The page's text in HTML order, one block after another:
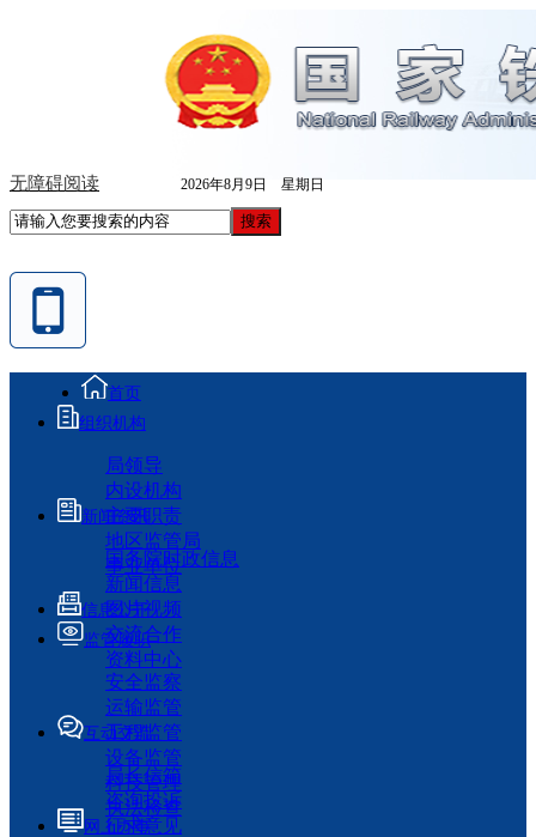
无障碍阅读 2026年8月9日 星期日
首页
组织机构
局领导
内设机构
主要职责
地区监管局
事业单位
新闻资讯
国务院时政信息
新闻信息
图片视频
交流合作
资料中心
信息公开
监管履职
安全监察
运输监管
工程监管
设备监管
科技管理
执法检查
互动交流
局长信箱
咨询投诉
征求意见
网上办事